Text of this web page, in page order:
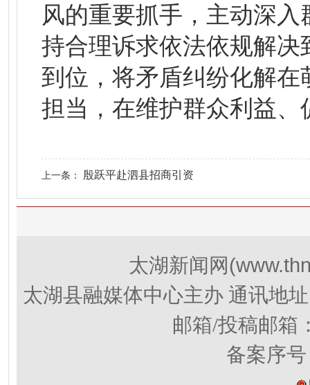
风的重要抓手，主动深
持合理诉求依法依规解
到位，将矛盾纠纷化解
担当，在维护群众利益
上一条： 殷跃平赴泗县招商引资
太湖新闻网
太湖县融媒体中心主办 通讯地
邮箱/投稿邮箱
备案序